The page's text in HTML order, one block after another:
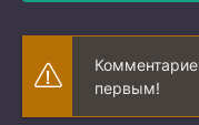
первым!